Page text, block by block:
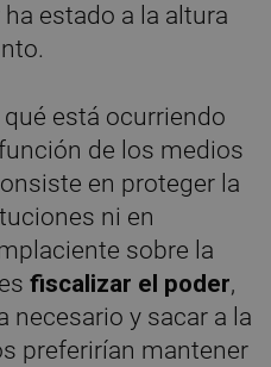
estado a la altura
está ocurriendo
de los medios
en proteger la
ni en
sobre la
fiscalizar el poder,
necesario y sacar a la
preferirían mantener